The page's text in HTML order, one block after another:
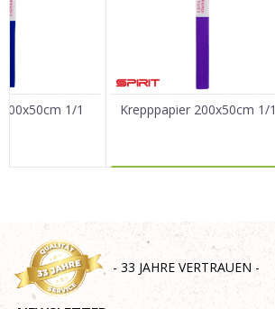
1/1 Krepppapier 200x50cm 1/1
- 33 JAHRE VERTRAUEN -